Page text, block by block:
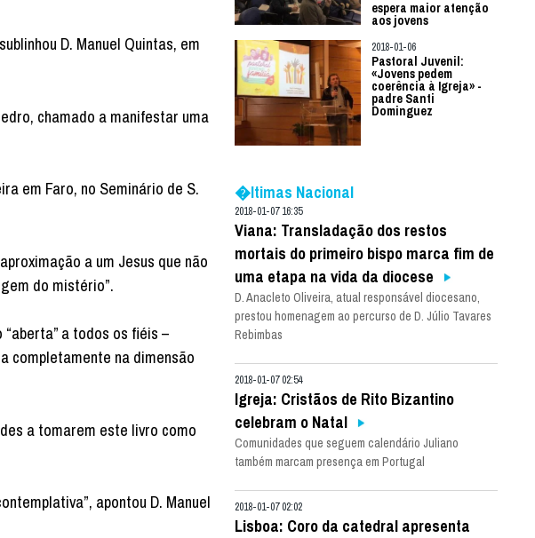
D. Manuel Quintas, em
chamado a manifestar uma
em Faro, no Seminário de S.
a um Jesus que não
do mistério”.
a todos os fiéis –
completamente na dimensão
a tomarem este livro como
apontou D. Manuel
espera maior atenção
aos jovens
2018-01-06
Pastoral Juvenil:
«Jovens pedem
coerência à Igreja» -
padre Santi
Dominguez
�ltimas Nacional
2018-01-07 16:35
Viana: Transladação dos restos
mortais do primeiro bispo marca fim de
uma etapa na vida da diocese
D. Anacleto Oliveira, atual responsável diocesano,
prestou homenagem ao percurso de D. Júlio Tavares
Rebimbas
2018-01-07 02:54
Igreja: Cristãos de Rito Bizantino
celebram o Natal
Comunidades que seguem calendário Juliano
também marcam presença em Portugal
2018-01-07 02:02
Lisboa: Coro da catedral apresenta